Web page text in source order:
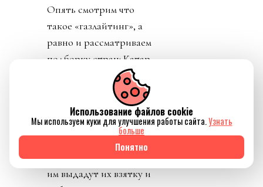
Опять смотрим что
такое «газлайтинг», а
равно и рассматриваем
подборку стран: Катар,
ОАЭ, Бутан, Шри
Ланка, Марокко.
Федерация футбола
Конго пришла тоже
уточнить, где за
поддержку Инфантино
им выдадут их взятку и
Использование файлов cookie
Мы используем куки для улучшения работы сайта.Узнать
больше
Понятно